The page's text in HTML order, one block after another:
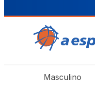
Masculino